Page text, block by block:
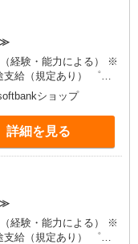
≫
経験・能力による） ※
（規定あり） ゜
・゜+゜ 入社祝い金10
。○。・゜+゜
ショップ
詳細を見る
≫
経験・能力による） ※
（規定あり） ゜